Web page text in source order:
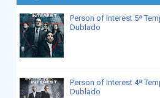
Person of Interest 5ª
Dublado
Person of Interest 4ª
Dublado